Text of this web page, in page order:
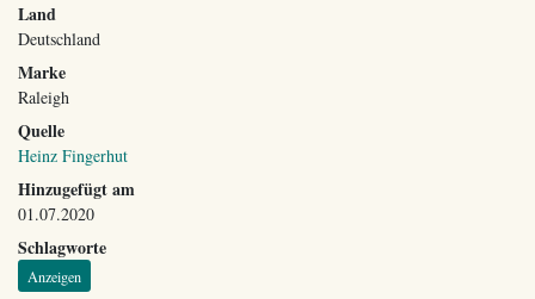
Land
Deutschland
Marke
Raleigh
Quelle
Heinz Fingerhut
Hinzugefügt am
01.07.2020
Schlagworte
Anzeigen